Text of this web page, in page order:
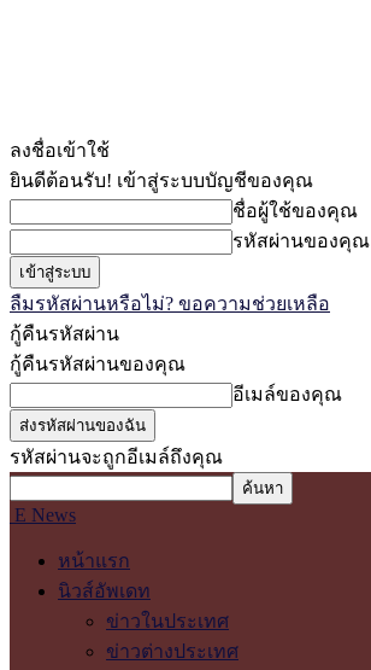
ลงชื่อเข้าใช้
ยินดีต้อนรับ! เข้าสู่ระบบบัญชีของคุณ
ชื่อผู้ใช้ของคุณ
รหัสผ่านของคุณ
ลืมรหัสผ่านหรือไม่? ขอความช่วยเหลือ
กู้คืนรหัสผ่าน
กู้คืนรหัสผ่านของคุณ
อีเมล์ของคุณ
รหัสผ่านจะถูกอีเมล์ถึงคุณ
E News
หน้าแรก
นิวส์อัพเดท
ข่าวในประเทศ
ข่าวต่างประเทศ